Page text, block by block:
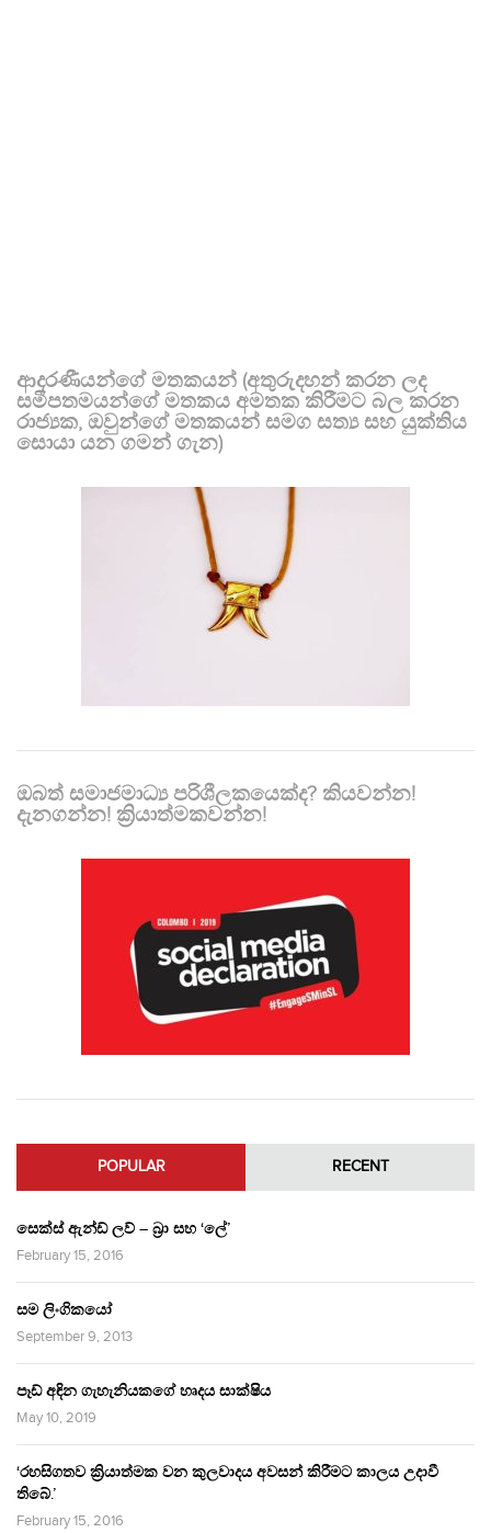
ආදරණීයන්ගේ මතකයන් (අතුරුදහන් කරන ලද
සමීපතමයන්ගේ මතකය අමතක කිරීමට බල කරන
රාජ්‍යක, ඔවුන්ගේ මතකයන් සමග සත්‍ය සහ යුක්තිය
සොයා යන ගමන් ගැන)
ඔබත් සමාජමාධ්‍ය පරිශීලකයෙක්ද? කියවන්න!
දැනගන්න! ක්‍රියාත්මකවන්න!
POPULAR RECENT
සෙක්ස් ඇන්ඩ් ලව් – බ්‍රා සහ ‘ලේ’
February 15, 2016
සම ලිංගිකයෝ
September 9, 2013
පෑඩ් අඳින ගැහැනියකගේ හෘදය සාක්ෂිය
May 10, 2019
‘රහසිගතව ක්‍රියාත්මක වන කුලවාදය අවසන් කිරීමට කාලය උදාවී
තිබේ.’
February 15, 2016